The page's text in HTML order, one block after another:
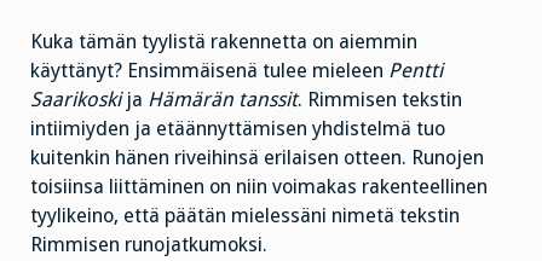
Kuka tämän tyylistä rakennetta on aiemmin
käyttänyt? Ensimmäisenä tulee mieleen Pentti
Saarikoskija Hämärän tanssit. Rimmisen tekstin
intiimiyden ja etäännyttämisen yhdistelmä tuo
kuitenkin hänen riveihinsä erilaisen otteen. Runojen
toisiinsa liittäminen on niin voimakas rakenteellinen
tyylikeino, että päätän mielessäni nimetä tekstin
Rimmisen runojatkumoksi.